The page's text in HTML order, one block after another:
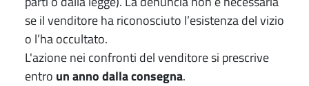
se il venditore ha riconosciuto l’esistenza del vizio
o l’ha occultato.
L'azione nei confronti del venditore si prescrive
entro un anno dalla consegna.